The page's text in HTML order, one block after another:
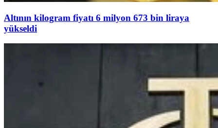
Altının kilogram fiyatı 6 milyon 673 bin liraya
yükseldi